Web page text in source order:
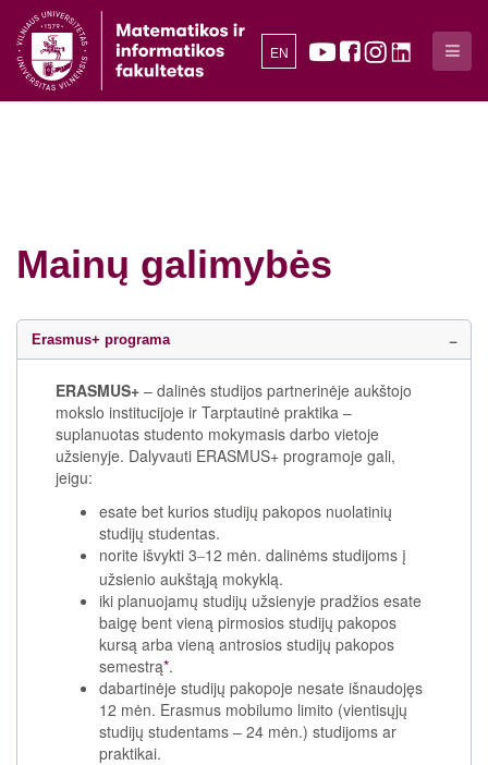
EN
Mainų galimybės
Erasmus+ programa
ERASMUS+ – dalinės studijos partnerinėje aukštojo
mokslo institucijoje ir Tarptautinė praktika –
suplanuotas studento mokymasis darbo vietoje
užsienyje. Dalyvauti ERASMUS+ programoje gali,
jeigu:
esate bet kurios studijų pakopos nuolatinių
studijų studentas.
norite išvykti 3–12 mėn. dalinėms studijoms į
užsienio aukštąją mokyklą.
iki planuojamų studijų užsienyje pradžios esate
baigę bent vieną pirmosios studijų pakopos
kursą arba vieną antrosios studijų pakopos
semestrą*.
dabartinėje studijų pakopoje nesate išnaudojęs
12 mėn. Erasmus mobilumo limito (vientisųjų
studijų studentams – 24 mėn.) studijoms ar
praktikai.